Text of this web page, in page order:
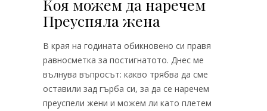
Коя можем да наречем
Преуспяла жена
В края на годината обикновено си правя
равносметка за постигнатото. Днес ме
вълнува въпросът: какво трябва да сме
оставили зад гърба си, за да се наречем
преуспели жени и можем ли като плетем